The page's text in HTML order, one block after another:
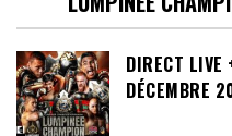
DIRECT LIVE
DÉCEMBRE